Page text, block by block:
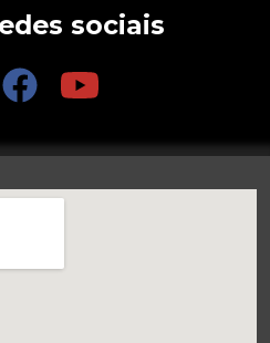
sociais